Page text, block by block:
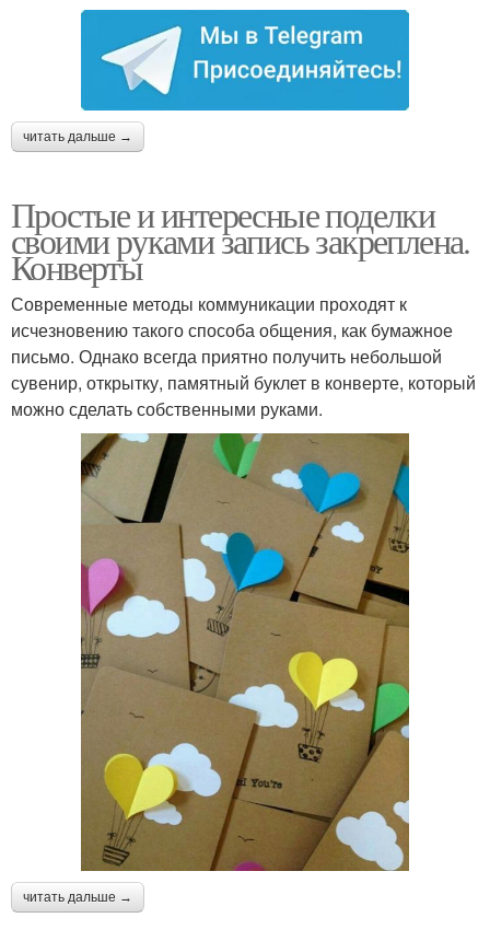
читать дальше →
Простые и интересные поделки
своими руками запись закреплена.
Конверты
Современные методы коммуникации проходят к
исчезновению такого способа общения, как бумажное
письмо. Однако всегда приятно получить небольшой
сувенир, открытку, памятный буклет в конверте, который
можно сделать собственными руками.
читать дальше →